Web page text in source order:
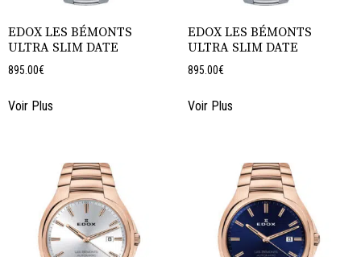
EDOX LES BÉMONTS
ULTRA SLIM DATE
895.00€
Voir Plus
EDOX LES BÉMONTS
ULTRA SLIM DATE
895.00€
Voir Plus